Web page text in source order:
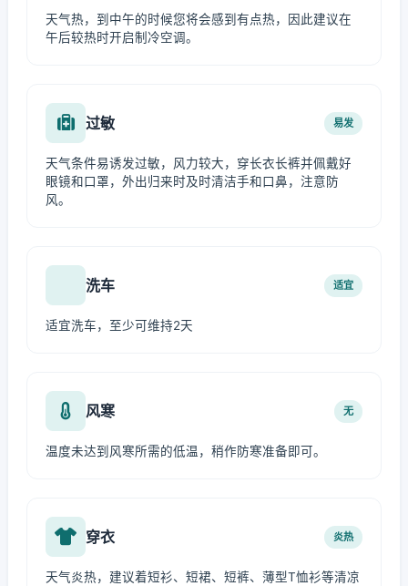
天气热，到中午的时候您将会感到有点热，因此建议在
午后较热时开启制冷空调。
过敏 易发
天气条件易诱发过敏，风力较大，穿长衣长裤并佩戴好
眼镜和口罩，外出归来时及时清洁手和口鼻，注意防
风。
洗车 适宜
适宜洗车，至少可维持2天
风寒 无
温度未达到风寒所需的低温，稍作防寒准备即可。
穿衣 炎热
天气炎热，建议着短衫、短裙、短裤、薄型T恤衫等清凉